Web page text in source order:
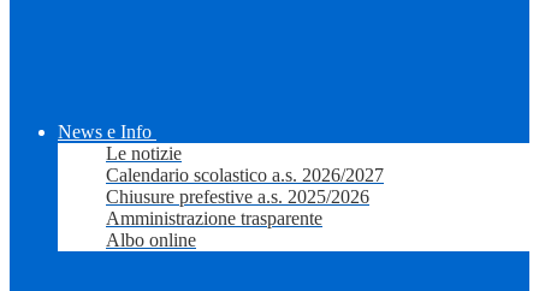
News e Info
Le notizie
Calendario scolastico a.s. 2026/2027
Chiusure prefestive a.s. 2025/2026
Amministrazione trasparente
Albo online